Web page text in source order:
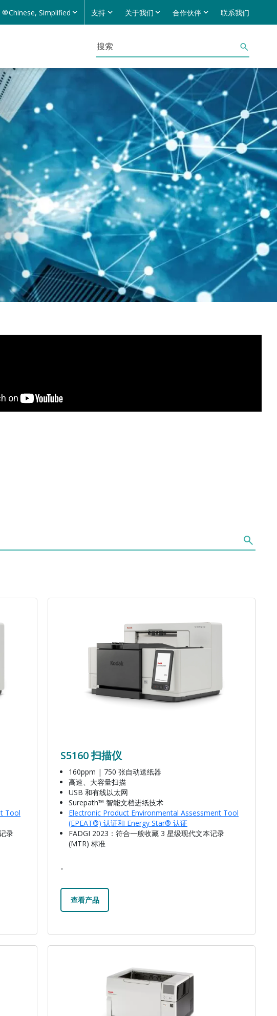
Chinese, Simplified 支持 关于我们 合作伙伴 联系我们
search
Tool
录
图像
S5160 扫描仪
160ppm | 750 张自动送纸器
高速、大容量扫描
USB 和有线以太网
Surepath™ 智能文档进纸技术
Electronic Product Environmental Assessment Tool
(EPEAT®) 认证和 Energy Star® 认证
FADGI 2023：符合一般收藏 3 星级现代文本记录
(MTR) 标准
。
查看产品